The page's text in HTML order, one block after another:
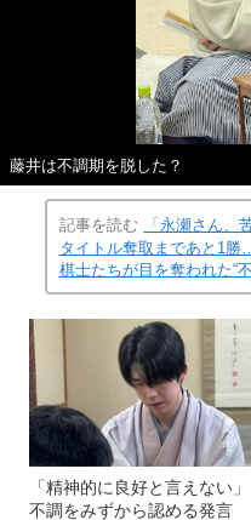
藤井は不調期を脱した？
記事を読む
「永瀬さん、
タイトル奪取まであと1
棋士たちが目を奪われた“
「精神的に良好と言えない」
不調をみずから認める発言